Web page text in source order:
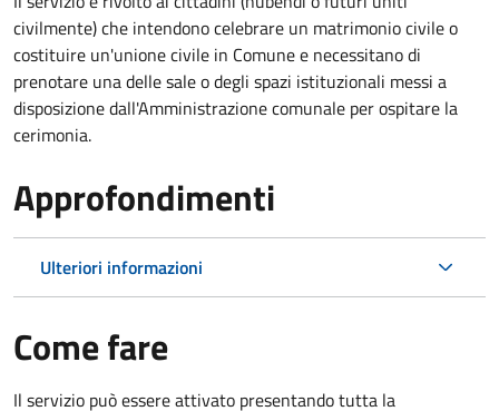
civilmente) che intendono celebrare un matrimonio civile o
costituire un'unione civile in Comune e necessitano di
prenotare una delle sale o degli spazi istituzionali messi a
disposizione dall'Amministrazione comunale per ospitare la
cerimonia.
Approfondimenti
Ulteriori informazioni
Come fare
Il servizio può essere attivato presentando tutta la